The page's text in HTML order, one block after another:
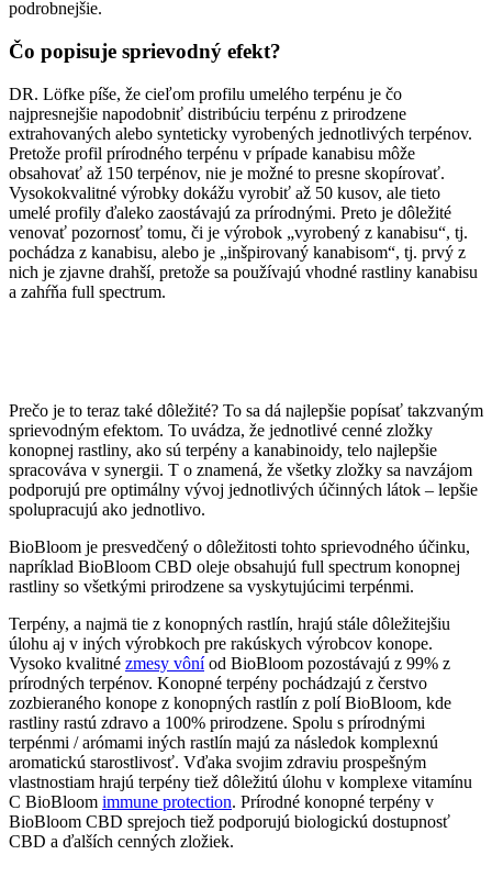
podrobnejšie.
Čo popisuje sprievodný efekt?
DR. Löfke píše, že cieľom profilu umelého terpénu je čo
najpresnejšie napodobniť distribúciu terpénu z prirodzene
extrahovaných alebo synteticky vyrobených jednotlivých terpénov.
Pretože profil prírodného terpénu v prípade kanabisu môže
obsahovať až 150 terpénov, nie je možné to presne skopírovať.
Vysokokvalitné výrobky dokážu vyrobiť až 50 kusov, ale tieto
umelé profily ďaleko zaostávajú za prírodnými. Preto je dôležité
venovať pozornosť tomu, či je výrobok „vyrobený z kanabisu“, tj.
pochádza z kanabisu, alebo je „inšpirovaný kanabisom“, tj. prvý z
nich je zjavne drahší, pretože sa používajú vhodné rastliny kanabisu
a zahŕňa full spectrum.
Prečo je to teraz také dôležité? To sa dá najlepšie popísať takzvaným
sprievodným efektom. To uvádza, že jednotlivé cenné zložky
konopnej rastliny, ako sú terpény a kanabinoidy, telo najlepšie
spracováva v synergii. T o znamená, že všetky zložky sa navzájom
podporujú pre optimálny vývoj jednotlivých účinných látok – lepšie
spolupracujú ako jednotlivo.
BioBloom je presvedčený o dôležitosti tohto sprievodného účinku,
napríklad BioBloom CBD oleje obsahujú full spectrum konopnej
rastliny so všetkými prirodzene sa vyskytujúcimi terpénmi.
Terpény, a najmä tie z konopných rastlín, hrajú stále dôležitejšiu
úlohu aj v iných výrobkoch pre rakúskych výrobcov konope.
Vysoko kvalitné zmesy vôníod BioBloom pozostávajú z 99% z
prírodných terpénov. Konopné terpény pochádzajú z čerstvo
zozbieraného konope z konopných rastlín z polí BioBloom, kde
rastliny rastú zdravo a 100% prirodzene. Spolu s prírodnými
terpénmi / arómami iných rastlín majú za následok komplexnú
aromatickú starostlivosť. Vďaka svojim zdraviu prospešným
vlastnostiam hrajú terpény tiež dôležitú úlohu v komplexe vitamínu
C BioBloom immune protection. Prírodné konopné terpény v
BioBloom CBD sprejoch tiež podporujú biologickú dostupnosť
CBD a ďalších cenných zložiek.